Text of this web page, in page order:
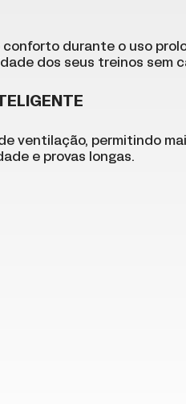
durante o uso
dos seus treinos sem
ventilação, permitindo
e provas longas.